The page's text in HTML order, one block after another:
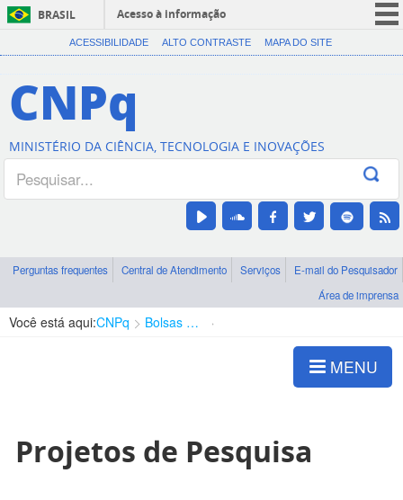
BRASIL
Acesso à informação
CORONAVÍRUS (COVID-19)
Canais
ACESSIBILIDADE ALTO CONTRASTE MAPA DO SITE
CNPq
MINISTÉRIO DA CIÊNCIA, TECNOLOGIA E INOVAÇÕES
Perguntas frequentes Central de Atendimento Serviços
E-mail do Pesquisador
Área de imprensa
Você está aqui:CNPq Bolsas e Auxílios Vigentes
MENU
Projetos de Pesquisa